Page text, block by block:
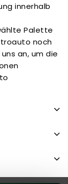
innerhalb
Palette
noch
an, um die